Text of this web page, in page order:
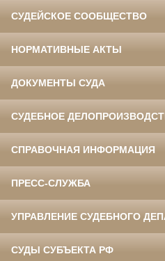
СУДЕЙСКОЕ СООБЩЕСТВО
НОРМАТИВНЫЕ АКТЫ
ДОКУМЕНТЫ СУДА
СУДЕБНОЕ
СПРАВОЧНАЯ ИНФОРМАЦИЯ
ПРЕСС-СЛУЖБА
УПРАВЛЕНИЕ СУДЕБНОГО
СУДЫ СУБЪЕКТА РФ